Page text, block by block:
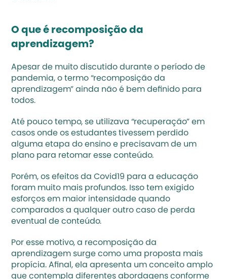
O que é recomposição da
aprendizagem?
Apesar de muito discutido durante o período de
pandemia, o termo “recomposição da
aprendizagem” ainda não é bem definido para
todos.
Até pouco tempo, se utilizava “recuperação” em
casos onde os estudantes tivessem perdido
alguma etapa do ensino e precisavam de um
plano para retomar esse conteúdo.
Porém, os efeitos da Covid19 para a educação
foram muito mais profundos. Isso tem exigido
esforços em maior intensidade quando
comparados a qualquer outro caso de perda
eventual de conteúdo.
Por esse motivo, a recomposição da
aprendizagem surge como uma proposta mais
propícia. Afinal, ela apresenta um conceito amplo
que contempla diferentes abordagens conforme